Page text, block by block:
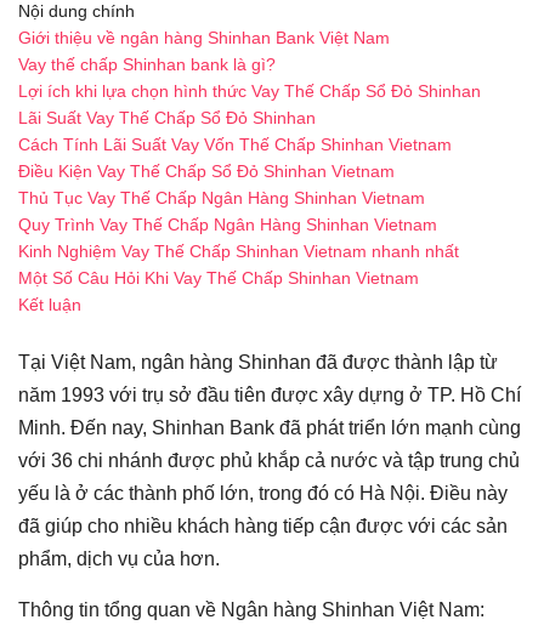
Nội dung chính
Giới thiệu về ngân hàng Shinhan Bank Việt Nam
Vay thế chấp Shinhan bank là gì?
Lợi ích khi lựa chọn hình thức Vay Thế Chấp Sổ Đỏ Shinhan
Lãi Suất Vay Thế Chấp Sổ Đỏ Shinhan
Cách Tính Lãi Suất Vay Vốn Thế Chấp Shinhan Vietnam
Điều Kiện Vay Thế Chấp Sổ Đỏ Shinhan Vietnam
Thủ Tục Vay Thế Chấp Ngân Hàng Shinhan Vietnam
Quy Trình Vay Thế Chấp Ngân Hàng Shinhan Vietnam
Kinh Nghiệm Vay Thế Chấp Shinhan Vietnam nhanh nhất
Một Số Câu Hỏi Khi Vay Thế Chấp Shinhan Vietnam
Kết luận
Tại Việt Nam, ngân hàng Shinhan đã được thành lập từ
năm 1993 với trụ sở đầu tiên được xây dựng ở TP. Hồ Chí
Minh. Đến nay, Shinhan Bank đã phát triển lớn mạnh cùng
với 36 chi nhánh được phủ khắp cả nước và tập trung chủ
yếu là ở các thành phố lớn, trong đó có Hà Nội. Điều này
đã giúp cho nhiều khách hàng tiếp cận được với các sản
phẩm, dịch vụ của hơn.
Thông tin tổng quan về Ngân hàng Shinhan Việt Nam: